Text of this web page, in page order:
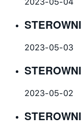
2023-05-03
2023-05-02